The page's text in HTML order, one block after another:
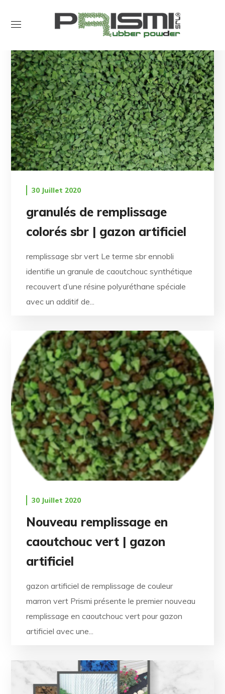
30 Juillet 2020
granulés de remplissage
colorés sbr | gazon artificiel
remplissage sbr vert Le terme sbr ennobli
identifie un granule de caoutchouc synthétique
recouvert d’une résine polyuréthane spéciale
avec un additif de...
30 Juillet 2020
Nouveau remplissage en
caoutchouc vert | gazon
artificiel
gazon artificiel de remplissage de couleur
marron vert Prismi présente le premier nouveau
remplissage en caoutchouc vert pour gazon
artificiel avec une...